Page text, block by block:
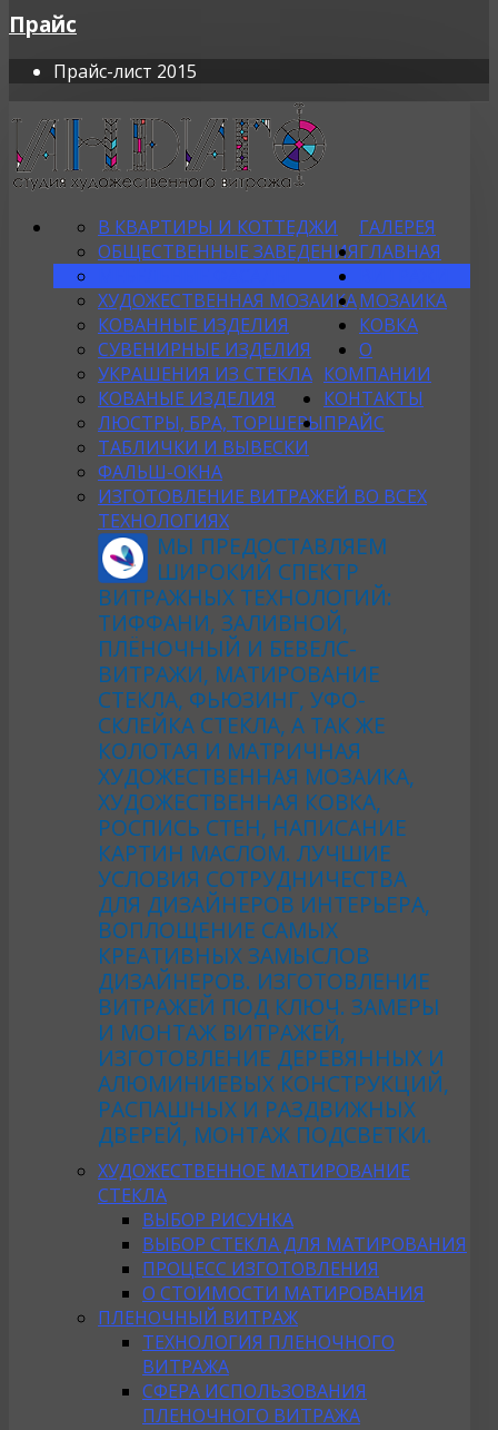
Прайс
Прайс-лист 2015
ГАЛЕРЕЯ
В КВАРТИРЫ И КОТТЕДЖИ
ОБЩЕСТВЕННЫЕ ЗАВЕДЕНИЯ
ХУДОЖЕСТВЕННАЯ МОЗАИКА
КОВАННЫЕ ИЗДЕЛИЯ
СУВЕНИРНЫЕ ИЗДЕЛИЯ
УКРАШЕНИЯ ИЗ СТЕКЛА
КОВАНЫЕ ИЗДЕЛИЯ
ЛЮСТРЫ, БРА, ТОРШЕРЫ
ТАБЛИЧКИ И ВЫВЕСКИ
ФАЛЬШ-ОКНА
ГЛАВНАЯ
ИЗГОТОВЛЕНИЕ ВИТРАЖЕЙ ВО ВСЕХ
ТЕХНОЛОГИЯХ
МЫ ПРЕДОСТАВЛЯЕМ
ШИРОКИЙ СПЕКТР
ВИТРАЖНЫХ ТЕХНОЛОГИЙ:
ТИФФАНИ, ЗАЛИВНОЙ,
ПЛЁНОЧНЫЙ И БЕВЕЛС-
ВИТРАЖИ, МАТИРОВАНИЕ
СТЕКЛА, ФЬЮЗИНГ, УФО-
СКЛЕЙКА СТЕКЛА, А ТАК ЖЕ
КОЛОТАЯ И МАТРИЧНАЯ
ХУДОЖЕСТВЕННАЯ МОЗАИКА,
ХУДОЖЕСТВЕННАЯ КОВКА,
РОСПИСЬ СТЕН, НАПИСАНИЕ
КАРТИН МАСЛОМ. ЛУЧШИЕ
УСЛОВИЯ СОТРУДНИЧЕСТВА
ДЛЯ ДИЗАЙНЕРОВ ИНТЕРЬЕРА,
ВОПЛОЩЕНИЕ САМЫХ
КРЕАТИВНЫХ ЗАМЫСЛОВ
ДИЗАЙНЕРОВ. ИЗГОТОВЛЕНИЕ
ВИТРАЖЕЙ ПОД КЛЮЧ. ЗАМЕРЫ
И МОНТАЖ ВИТРАЖЕЙ,
ИЗГОТОВЛЕНИЕ ДЕРЕВЯННЫХ И
АЛЮМИНИЕВЫХ КОНСТРУКЦИЙ,
РАСПАШНЫХ И РАЗДВИЖНЫХ
ДВЕРЕЙ, МОНТАЖ ПОДСВЕТКИ.
ХУДОЖЕСТВЕННОЕ МАТИРОВАНИЕ
СТЕКЛА
ВЫБОР РИСУНКА
ВЫБОР СТЕКЛА ДЛЯ МАТИРОВАНИЯ
ПРОЦЕСС ИЗГОТОВЛЕНИЯ
О СТОИМОСТИ МАТИРОВАНИЯ
ПЛЕНОЧНЫЙ ВИТРАЖ
ТЕХНОЛОГИЯ ПЛЕНОЧНОГО
ВИТРАЖА
СФЕРА ИСПОЛЬЗОВАНИЯ
ПЛЕНОЧНОГО ВИТРАЖА
МОЗАИКА
КОВКА
О
КОМПАНИИ
КОНТАКТЫ
ПРАЙС